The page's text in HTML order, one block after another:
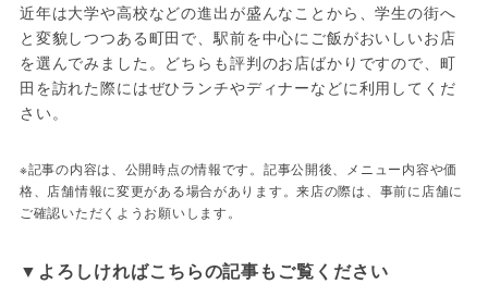
近年は大学や高校などの進出が盛んなことから、学生の街へ
と変貌しつつある町田で、駅前を中心にご飯がおいしいお店
を選んでみました。どちらも評判のお店ばかりですので、町
田を訪れた際にはぜひランチやディナーなどに利用してくだ
さい。
※記事の内容は、公開時点の情報です。記事公開後、メニュー内容や価
格、店舗情報に変更がある場合があります。来店の際は、事前に店舗に
ご確認いただくようお願いします。